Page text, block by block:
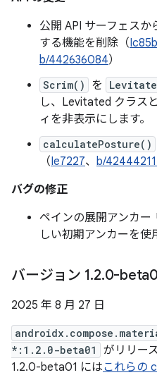
公開 API サーフェス
する機能を削除（
b/442636084）
Scrim() を
し、Levitated クラス
ィを非表示にします。
calculatePosture()
（Ie7227、 b/
バグの修正
ペインの展開アンカー
しい初期アンカーを使
バージョン 1.2.0-
2025 年 8 月 27 日
*:1.2.0-beta01
がリリー
1.2.0-beta01 にはこれらの